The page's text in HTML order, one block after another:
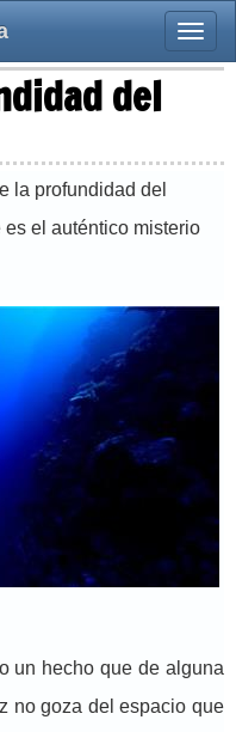
Toggle
del
la profundidad del
el auténtico misterio
un hecho que de alguna
no goza del espacio que